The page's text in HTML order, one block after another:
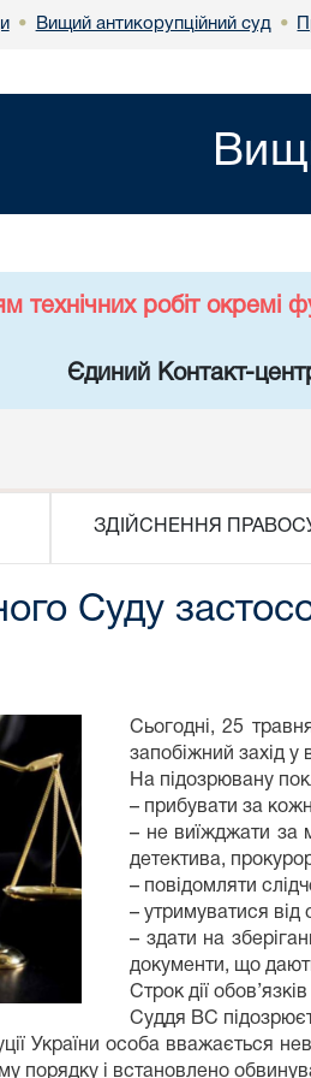
• Вищий антикорупційний суд •
технічних робіт
Єдиний Контакт-
ЗДІЙСНЕННЯ
Суду
Сьогодні, 25
запобіжний захід у
На підозрювану
– прибувати за
– не виїжджати за
детектива,
– повідомляти
– утримуватися від
– здати на
документи, що
Строк дії
Суддя ВС
України особа вважається
порядку і встановлено